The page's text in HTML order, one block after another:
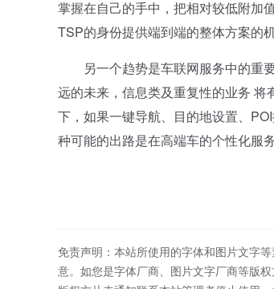
掌握在自己的手中，把相对较低附加
TSP的身份提供端到端的整体方案的
另一个趋势是车联网服务中的重要
远的未来，信息类及重复性的业务
下，如果一键导航、目的地设置、
种可能的出路是在高端车的个性化服
免责声明：本站所使用的字体和图片文字
意。如您是字体厂商、图片文字厂商等版